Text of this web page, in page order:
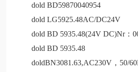
dold BD59870040954
dold LG5925.48AC/DC24V
dold BD 5935.48(24V DC)Nr：
dold BD 5935.48
doldBN3081.63,AC230V，50/